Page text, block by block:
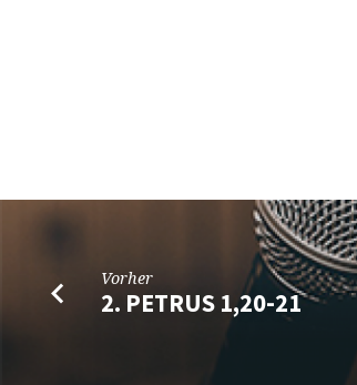
Vorher
2. PETRUS 1,20-21